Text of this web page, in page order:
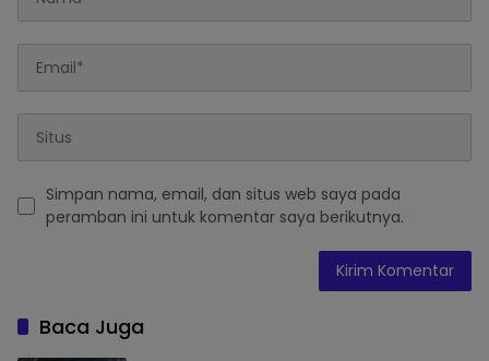
Simpan nama, email, dan situs web saya pada
peramban ini untuk komentar saya berikutnya.
Baca Juga